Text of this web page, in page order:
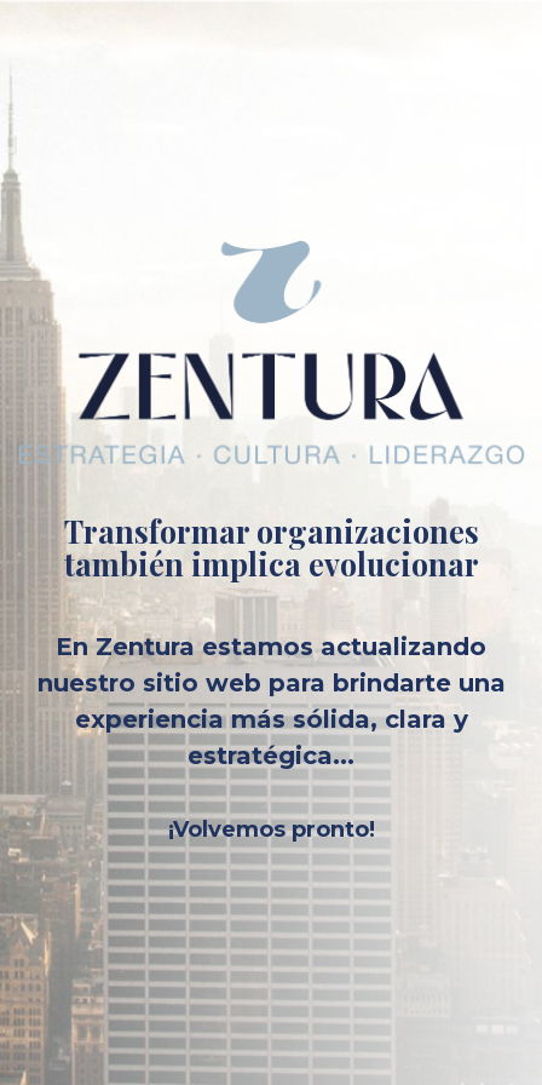
Transformar organizaciones
también implica evolucionar
En Zentura estamos actualizando
nuestro sitio web para brindarte una
experiencia más sólida, clara y
estratégica...
¡Volvemos pronto!